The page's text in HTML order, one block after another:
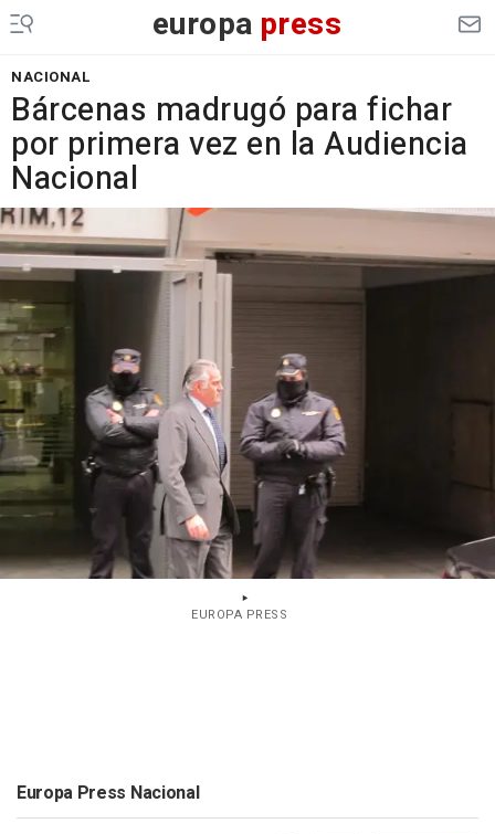
europa press
NACIONAL
Bárcenas madrugó para fichar
por primera vez en la Audiencia
Nacional
EUROPA PRESS
Europa Press Nacional